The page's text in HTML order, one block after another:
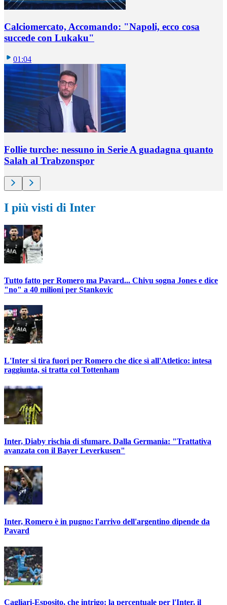
Calciomercato, Accomando: "Napoli, ecco cosa
succede con Lukaku"
01:04
Follie turche: nessuno in Serie A guadagna quanto
Salah al Trabzonspor
I più visti di Inter
Tutto fatto per Romero ma Pavard... Chivu sogna Jones e dice
"no" a 40 milioni per Stankovic
L'Inter si tira fuori per Romero che dice sì all'Atletico: intesa
raggiunta, si tratta col Tottenham
Inter, Diaby rischia di sfumare. Dalla Germania: "Trattativa
avanzata con il Bayer Leverkusen"
Inter, Romero è in pugno: l'arrivo dell'argentino dipende da
Pavard
Cagliari-Esposito, che intrigo: la percentuale per l'Inter, il